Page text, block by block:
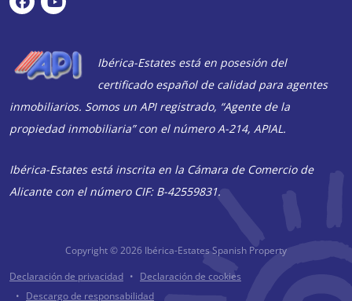
Ibérica-Estates está en posesión del
certificado español de calidad para agentes
inmobiliarios. Somos un API registrado, “Agente de la
propiedad inmobiliaria” con el número A-214, APIAL.
Ibérica-Estates está inscrita en la Cámara de Comercio de
Alicante con el número CIF: B-42559831.
Copyright © 2026 Ibérica-Estates Spanish Property
Declaración de privacidad
Declaración de cookies
Descargo de responsabilidad